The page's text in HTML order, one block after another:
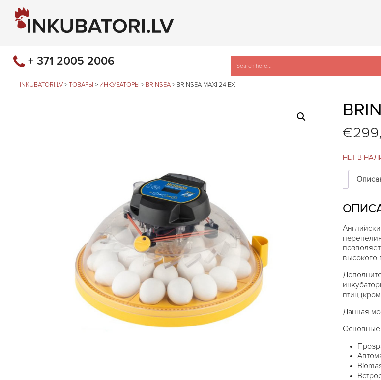
+ 371 2005 2006
INKUBATORI.LV > ТОВАРЫ > ИНКУБАТОРЫ > BRINSEA > BRINSEA MAXI 24 EX
€
НЕТ В
высокого
птиц
Данная
Основные